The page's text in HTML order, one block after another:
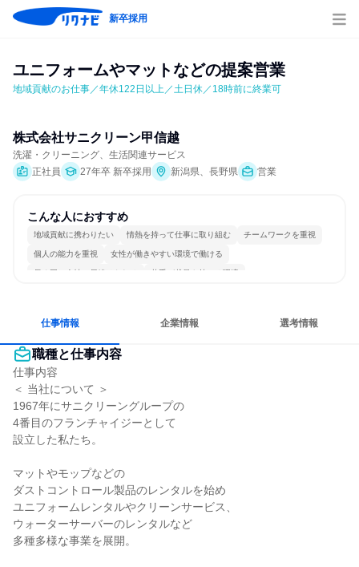
新卒採用
ユニフォームやマットなどの提案営業
地域貢献のお仕事／年休122日以上／土日休／18時前に終業可
株式会社サニクリーン甲信越
洗濯・クリーニング、生活関連サービス
正社員
27年卒 新卒採用 新潟県、長野県 営業
こんな人におすすめ
地域貢献に携わりたい 情熱を持って仕事に取り組む チームワークを重視
個人の能力を重視 女性が働きやすい環境で働ける
長く同じ会社に居続けられる 若手が裁量を持てる環境
仕事情報 企業情報 選考情報
職種と仕事内容
仕事内容
＜ 当社について ＞
1967年にサニクリーングループの
4番目のフランチャイジーとして
設立した私たち。
マットやモップなどの
ダストコントロール製品のレンタルを始め
ユニフォームレンタルやクリーンサービス、
ウォーターサーバーのレンタルなど
多種多様な事業を展開。